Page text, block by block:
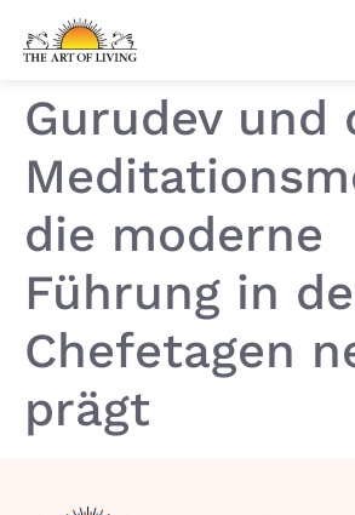
Gurudev und
die moderne
Führung in
Chefetagen
prägt